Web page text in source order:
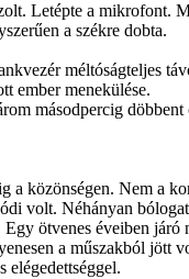
Letépte a mikrofont.
a székre dobta.
méltóságteljes
ember menekülése.
másodpercig döbbent
a közönségen. Nem a
volt. Néhányan
ötvenes éveiben járó
a műszakból jött
elégedettséggel.